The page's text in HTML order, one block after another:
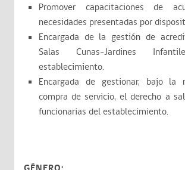
Promover capacitaciones de
necesidades presentadas por
Encargada de la gestión de
Salas Cunas-Jardines
establecimiento.
Encargada de gestionar, bajo la
compra de servicio, el derecho a
funcionarias del establecimiento.